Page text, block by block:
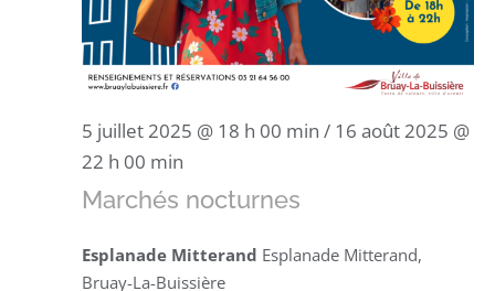
5 juillet 2025 @ 18 h 00 min / 16 août 2025 @
22 h 00 min
Marchés nocturnes
Esplanade Mitterand Esplanade Mitterand,
Bruay-La-Buissière